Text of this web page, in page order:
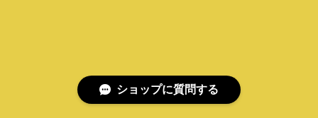
ショップに質問する